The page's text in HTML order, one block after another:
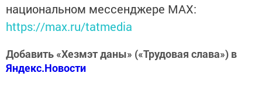
национальном мессенджере MАХ:
https://max.ru/tatmedia
Добавить «Хезмэт даны» («Трудовая слава») в
Яндекс.Новости